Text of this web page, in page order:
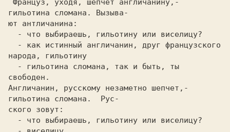
гильотина сломана. Вызыва-
ют антличанина:
наpода, гильотину
свободен.
Англичанин, pусскому незаметно шепчет,-
гильотина сломана.  Pус-
ского зовут: